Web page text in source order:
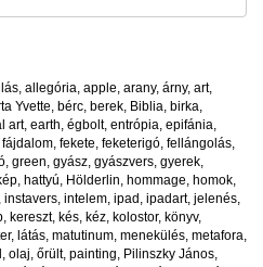
, allegória, apple, arany, árny, art,
Yvette, bérc, berek, Biblia, birka,
art, earth, égbolt, entrópia, epifánia,
fájdalom, fekete, feketerigó, fellángolás,
, green, gyász, gyászvers, gyerek,
, hattyú, Hölderlin, hommage, homok,
, instavers, intelem, ipad , ipadart, jelenés,
, kereszt, kés, kéz, kolostor, könyv,
, látás, matutinum, menekülés, metafora,
, olaj, őrült, painting, Pilinszky János,